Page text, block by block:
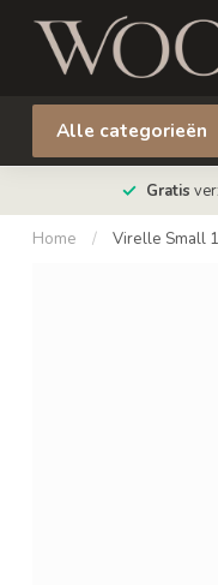
Alle categorieën
Gratis
Home / Virelle Small